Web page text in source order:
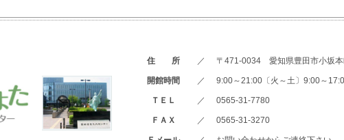
住 所 ／ 〒471-0034 愛知県豊田市小坂
開館時間 ／ 9:00～21:00〔火～土〕9:00～
ＴＥＬ ／ 0565-31-7780
ＦＡＸ ／ 0565-31-3270